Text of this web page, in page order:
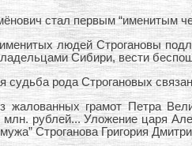
стал первым “именитым
людей Строгановы
Сибири, вести
судьба рода Строгановых
жалованных грамот Петра
рублей... Уложение царя
мужа” Строганова Григория